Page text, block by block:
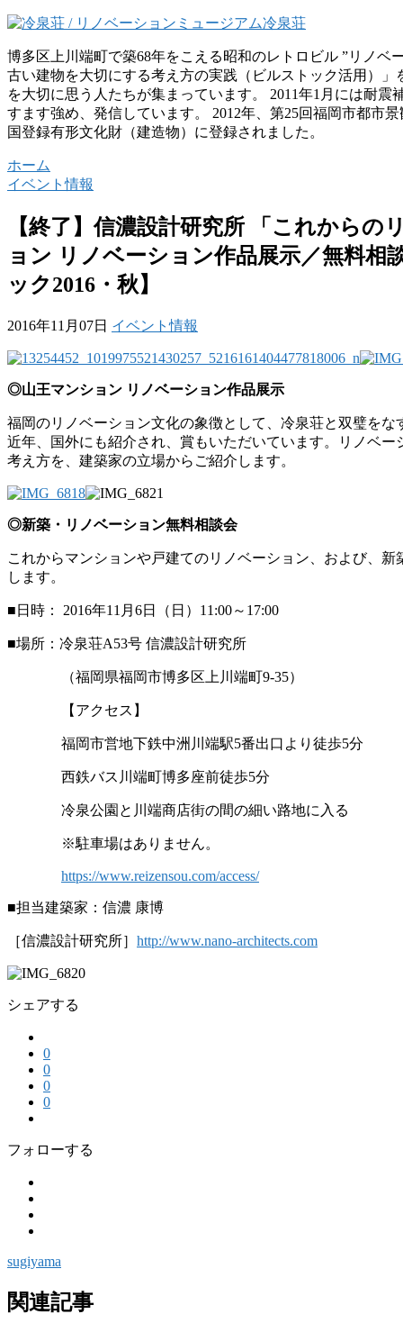
博多区上川端町で築68年をこえる昭和のレトロビル ”リノベ
古い建物を大切にする考え方の実践（ビルストック活用）
を大切に思う人たちが集まっています。 2011年1月には耐
すます強め、発信しています。 2012年、第25回福岡市都市
国登録有形文化財（建造物）に登録されました。
ホーム
イベント情報
【終了】信濃設計研究所 「これからの
ョン リノベーション作品展示／無料相
ック2016・秋】
2016年11月07日 イベント情報
◎山王マンション リノベーション作品展示
福岡のリノベーション文化の象徴として、冷泉荘と双璧を
近年、国外にも紹介され、賞もいただいています。リノベ
考え方を、建築家の立場からご紹介します。
◎新築・リノベーション無料相談会
これからマンションや戸建てのリノベーション、および、
します。
■日時： 2016年11月6日（日）11:00～17:00
■場所：冷泉荘A53号 信濃設計研究所
（福岡県福岡市博多区上川端町9-35）
【アクセス】
福岡市営地下鉄中洲川端駅5番出口より徒歩5分
西鉄バス川端町博多座前徒歩5分
冷泉公園と川端商店街の間の細い路地に入る
※駐車場はありません。
https://www.reizensou.com/access/
■担当建築家：信濃 康博
［信濃設計研究所］ http://www.nano-architects.com
シェアする
0
0
0
0
フォローする
sugiyama
関連記事